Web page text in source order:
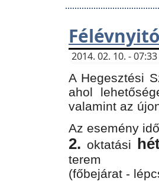
2014. 02. 10. -
A Hegesztési
ahol
valamint az
Az esemény
2. oktatási
terem
(főbejárat -